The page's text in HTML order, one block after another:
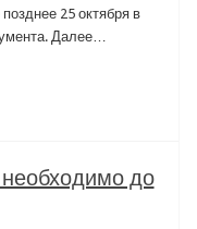
25 октября в
Далее…
до